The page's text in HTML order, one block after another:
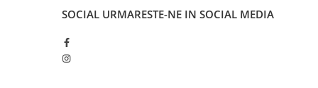
Acumulatori
SOCIAL URMARESTE-NE IN SOCIAL MEDIA